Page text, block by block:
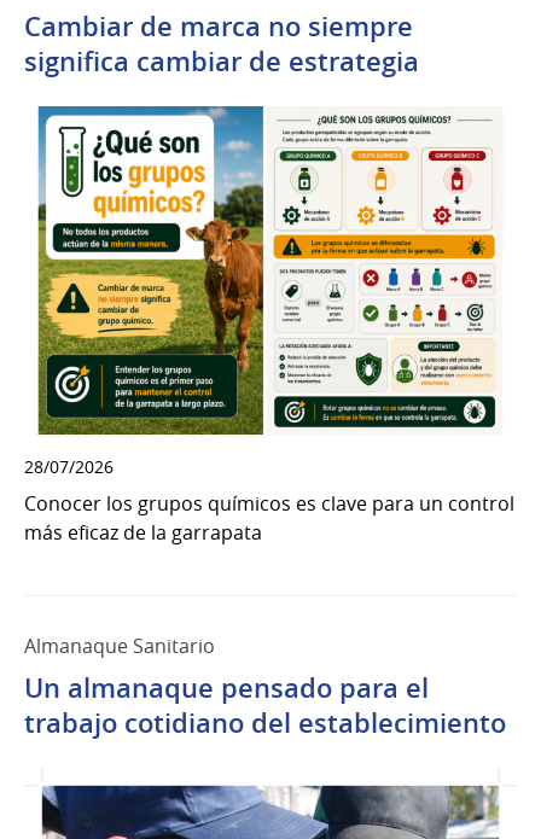
Cambiar de marca no siempre
significa cambiar de estrategia
28/07/2026
Conocer los grupos químicos es clave para un control
más eficaz de la garrapata
Almanaque Sanitario
Un almanaque pensado para el
trabajo cotidiano del establecimiento